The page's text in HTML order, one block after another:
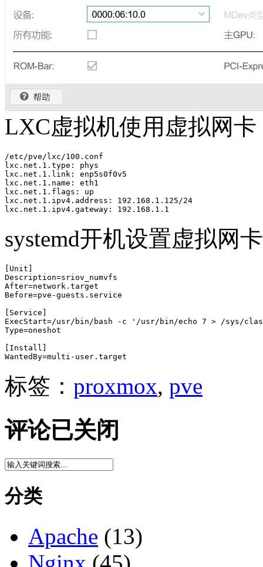
LXC虚拟机使用虚拟网卡
/etc/pve/lxc/100.conf
lxc.net.1.type: phys
lxc.net.1.link: enp5s0f0v5
lxc.net.1.name: eth1
lxc.net.1.flags: up
lxc.net.1.ipv4.address: 192.168.1.125/24
lxc.net.1.ipv4.gateway: 192.168.1.1
systemd开机设置虚拟网
[Unit]
Description=sriov_numvfs
After=network.target
Before=pve-guests.service
[Service]
ExecStart=/usr/bin/bash -c '/usr/bin/echo 7 > /sys/
Type=oneshot
[Install]
WantedBy=multi-user.target
标签： proxmox, pve
评论已关闭
分类
Apache (13)